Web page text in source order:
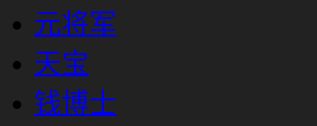
元将军
天宝
钱博士